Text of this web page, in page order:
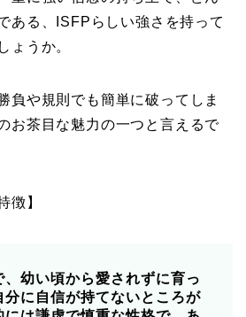
ある、ISFPらしい強さを持って
ょうか。
負や規則でも簡単に破ってしま
お茶目な魅力の一つと言えるで
徴】
幼い頃から愛されずに育っ
分に自信が持てないところが